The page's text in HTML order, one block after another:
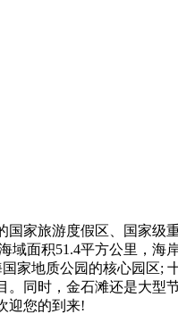
家旅游度假区、国家
域面积51.4平方公里，
家地质公园的核心园区
。同时，金石滩还是大型
迎您的到来!